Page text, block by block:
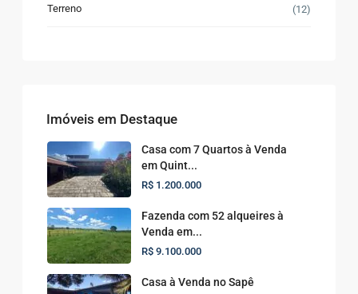
Terreno (12)
Imóveis em Destaque
Casa com 7 Quartos à Venda
em Quint...
R$ 1.200.000
Fazenda com 52 alqueires à
Venda em...
R$ 9.100.000
Casa à Venda no Sapê